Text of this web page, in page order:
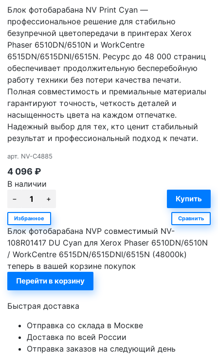
Блок фотобарабана NV Print Cyan —
профессиональное решение для стабильно
безупречной цветопередачи в принтерах Xerox
Phaser 6510DN/6510N и WorkCentre
6515DN/6515DNI/6515N. Ресурс до 48 000 страниц
обеспечивает продолжительную бесперебойную
работу техники без потери качества печати.
Полная совместимость и премиальные материалы
гарантируют точность, четкость деталей и
насыщенность цвета на каждом отпечатке.
Надежный выбор для тех, кто ценит стабильный
результат и профессиональный подход к печати.
арт. NV-C4885
4 096 ₽
В наличии
Избранное Сравнить
Блок фотобарабана NVP совместимый NV-
108R01417 DU Cyan для Xerox Phaser 6510DN/6510N
/ WorkCentre 6515DN/6515DNI/6515N (48000k)
теперь в вашей корзине покупок
Перейти в корзину
Быстрая доставка
Отправка со склада в Москве
Доставка по всей России
Отправка заказов на следующий день